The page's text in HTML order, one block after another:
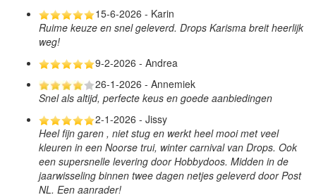
15-6-2026 - Karin
Ruime keuze en snel geleverd. Drops Karisma breit heerlijk
weg!
9-2-2026 - Andrea
26-1-2026 - Annemiek
Snel als altijd, perfecte keus en goede aanbiedingen
2-1-2026 - Jissy
Heel fijn garen , niet stug en werkt heel mooi met veel
kleuren in een Noorse trui, winter carnival van Drops. Ook
een supersnelle levering door Hobbydoos. Midden in de
jaarwisseling binnen twee dagen netjes geleverd door Post
NL. Een aanrader!